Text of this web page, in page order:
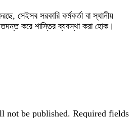
সেইসব সরকারি কর্মকর্তা বা স্থানীয়
করে শাস্তির ব্যবস্থা করা হোক।
not be published. Required fields